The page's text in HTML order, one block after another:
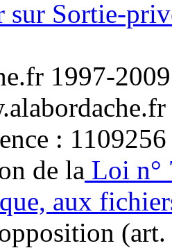
sur Sortie-
1997-
: 1109256
de la Loi n°
aux